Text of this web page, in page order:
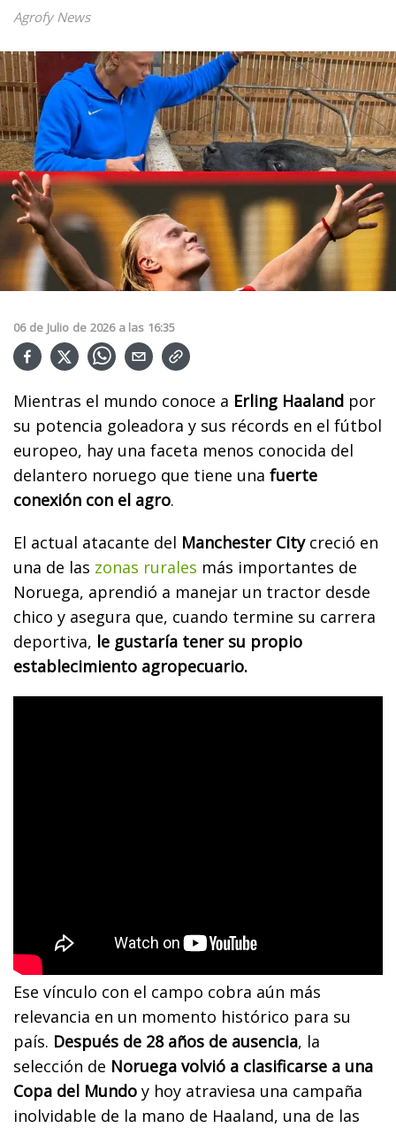
Agrofy News
06 de Julio de 2026 a las 16:35
Mientras el mundo conoce a Erling Haaland por
su potencia goleadora y sus récords en el fútbol
europeo, hay una faceta menos conocida del
delantero noruego que tiene una fuerte
conexión con el agro.
El actual atacante del Manchester Citycreció en
una de las zonas rurales más importantes de
Noruega, aprendió a manejar un tractor desde
chico y asegura que, cuando termine su carrera
deportiva, le gustaría tener su propio
establecimiento agropecuario.
Ese vínculo con el campo cobra aún más
relevancia en un momento histórico para su
país. Después de 28 años de ausencia, la
selección de Noruega volvió a clasificarse a una
Copa del Mundo y hoy atraviesa una campaña
inolvidable de la mano de Haaland, una de las